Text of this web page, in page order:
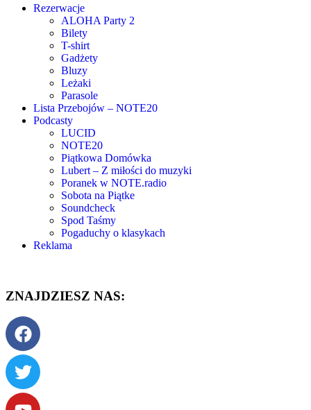
Rezerwacje
ALOHA Party 2
Bilety
T-shirt
Gadżety
Bluzy
Leżaki
Parasole
Lista Przebojów – NOTE20
Podcasty
LUCID
NOTE20
Piątkowa Domówka
Lubert – Z miłości do muzyki
Poranek w NOTE.radio
Sobota na Piątke
Soundcheck
Spod Taśmy
Pogaduchy o klasykach
Reklama
ZNAJDZIESZ NAS: